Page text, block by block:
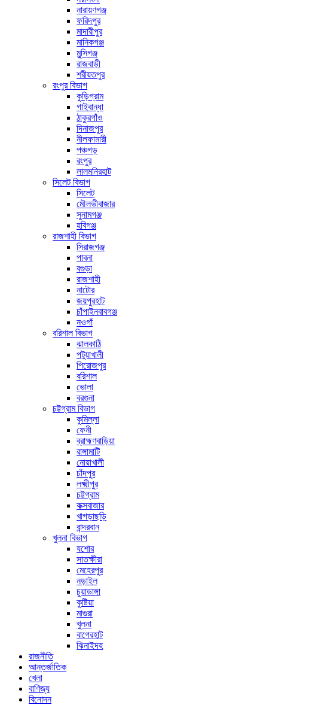
নারায়ণগঞ্জ
ফরিদপুর
মাদারীপুর
মানিকগঞ্জ
মুন্সিগঞ্জ
রাজবাড়ী
শরীয়তপুর
রংপুর বিভাগ
কুড়িগ্রাম
গাইবান্ধা
ঠাকুরগাঁও
দিনাজপুর
নীলফামারী
পঞ্চগড়
রংপুর
লালমনিরহাট
সিলেট বিভাগ
সিলেট
মৌলভীবাজার
সুনামগঞ্জ
হবিগঞ্জ
রাজশাহী বিভাগ
সিরাজগঞ্জ
পাবনা
বগুড়া
রাজশাহী
নাটোর
জয়পুরহাট
চাঁপাইনবাবগঞ্জ
নওগাঁ
বরিশাল বিভাগ
ঝালকাঠি
পটুয়াখালী
পিরোজপুর
বরিশাল
ভোলা
বরগুনা
চট্টগ্রাম বিভাগ
কুমিল্লা
ফেনী
ব্রাহ্মণবাড়িয়া
রাঙ্গামাটি
নোয়াখালী
চাঁদপুর
লক্ষ্মীপুর
চট্টগ্রাম
কক্সবাজার
খাগড়াছড়ি
বান্দরবান
খুলনা বিভাগ
যশোর
সাতক্ষীরা
মেহেরপুর
নড়াইল
চুয়াডাঙ্গা
কুষ্টিয়া
মাগুরা
খুলনা
বাগেরহাট
ঝিনাইদহ
রাজনীতি
আন্তর্জাতিক
খেলা
বাণিজ্য
বিনোদন